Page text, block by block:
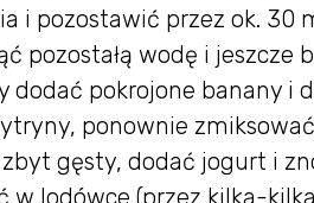
i pozostawić przez ok. 30
pozostałą wodę i jeszcze
dodać pokrojone banany i
ponownie
gęsty, dodać jogurt i
lodówce (przez kilka-